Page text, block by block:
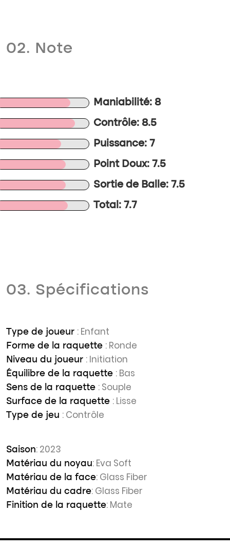
02. Note
Maniabilité: 8
Contrôle: 8.5
Puissance: 7
Point Doux: 7.5
Sortie de Balle: 7.5
Total: 7.7
03. Spécifications
Type de joueur : Enfant
Forme de la raquette : Ronde
Niveau du joueur : Initiation
Équilibre de la raquette : Bas
Sens de la raquette : Souple
Surface de la raquette : Lisse
Type de jeu : Contrôle
Saison: 2023
Matériau du noyau: Eva Soft
Matériau de la face: Glass Fiber
Matériau du cadre: Glass Fiber
Finition de la raquette: Mate